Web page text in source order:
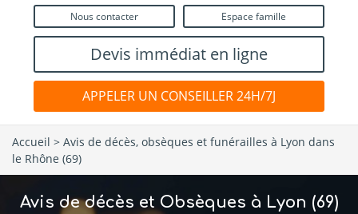
Nous contacter Espace famille
Devis immédiat en ligne
APPELER UN CONSEILLER 24H/7J
Accueil > Avis de décès, obsèques et funérailles à Lyon dans
le Rhône (69)
Avis de décès et Obsèques à Lyon (69)